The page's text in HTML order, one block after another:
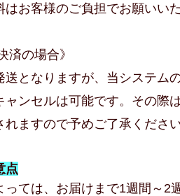
お客様のご負担でお願いいた
済の場合》
となりますが、当システム
ャンセルは可能です。その際
れますので予めご了承ください
点
ては、お届けまで1週間～2